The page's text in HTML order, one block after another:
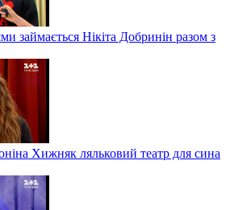
займається Нікіта Добринін разом з
Хижняк ляльковий театр для сина